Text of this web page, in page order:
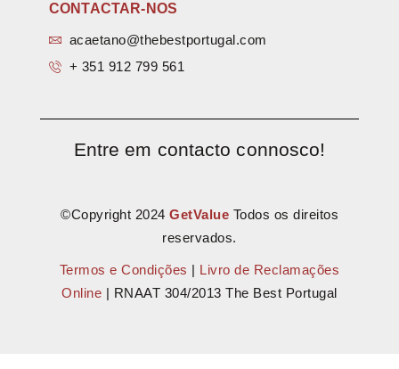
CONTACTAR-NOS
acaetano@thebestportugal.com
+ 351 912 799 561
Entre em contacto connosco!
©Copyright 2024 GetValue Todos os direitos
reservados.
Termos e Condições | Livro de Reclamações
Online | RNAAT 304/2013 The Best Portugal